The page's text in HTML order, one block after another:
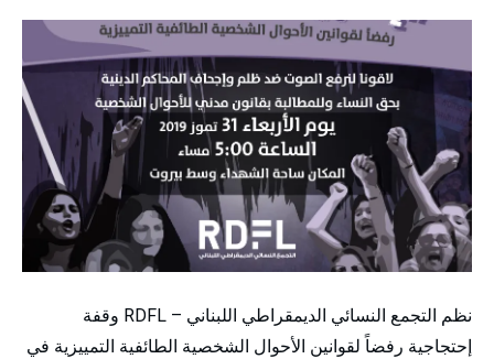
نظم التجمع النسائي الديمقراطي اللبناني – RDFL وقفة
إحتجاجية رفضاً لقوانين الأحوال الشخصية الطائفية التمييزية في